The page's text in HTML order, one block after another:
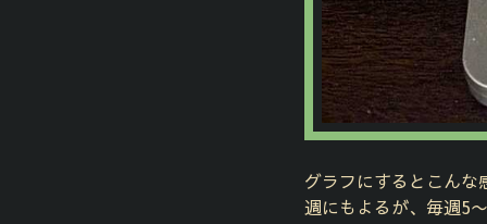
グラフにするとこんな
週にもよるが、毎週5